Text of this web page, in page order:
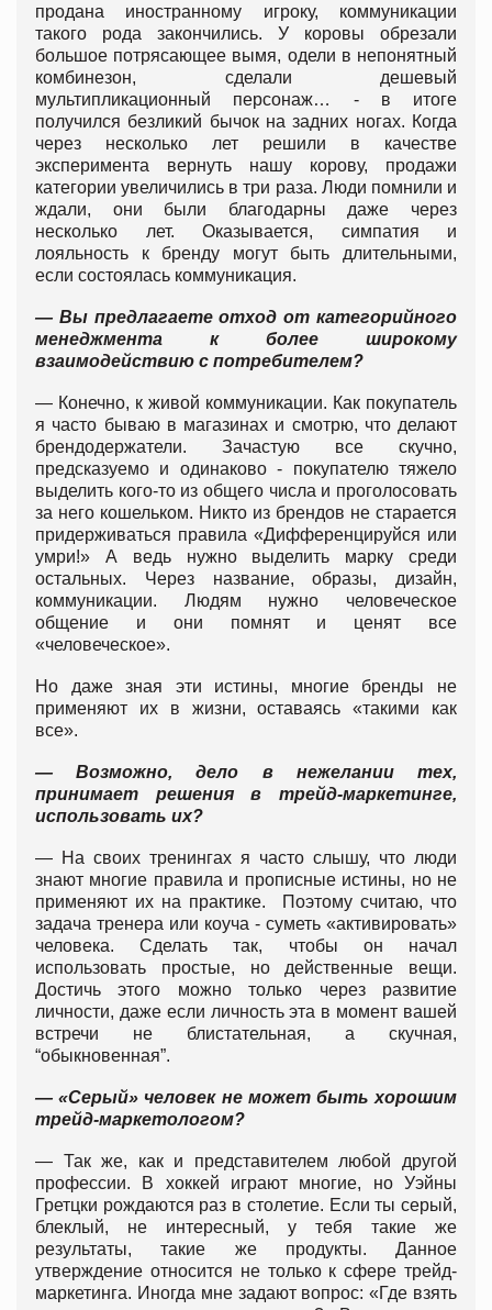
продана иностранному игроку, коммуникации
такого рода закончились. У коровы обрезали
большое потрясающее вымя, одели в непонятный
комбинезон, сделали дешевый
мультипликационный персонаж… - в итоге
получился безликий бычок на задних ногах. Когда
через несколько лет решили в качестве
эксперимента вернуть нашу корову, продажи
категории увеличились в три раза. Люди помнили и
ждали, они были благодарны даже через
несколько лет. Оказывается, симпатия и
лояльность к бренду могут быть длительными,
если состоялась коммуникация.
— Вы предлагаете отход от категорийного
менеджмента к более широкому
взаимодействию с потребителем?
— Конечно, к живой коммуникации. Как покупатель
я часто бываю в магазинах и смотрю, что делают
брендодержатели. Зачастую все скучно,
предсказуемо и одинаково - покупателю тяжело
выделить кого-то из общего числа и проголосовать
за него кошельком. Никто из брендов не старается
придерживаться правила «Дифференцируйся или
умри!» А ведь нужно выделить марку среди
остальных. Через название, образы, дизайн,
коммуникации. Людям нужно человеческое
общение и они помнят и ценят все
«человеческое».
Но даже зная эти истины, многие бренды не
применяют их в жизни, оставаясь «такими как
все».
— Возможно, дело в нежелании тех,
принимает решения в трейд-маркетинге,
использовать их?
— На своих тренингах я часто слышу, что люди
знают многие правила и прописные истины, но не
применяют их на практике. Поэтому считаю, что
задача тренера или коуча - суметь «активировать»
человека. Сделать так, чтобы он начал
использовать простые, но действенные вещи.
Достичь этого можно только через развитие
личности, даже если личность эта в момент вашей
встречи не блистательная, а скучная,
“обыкновенная”.
— «Серый» человек не может быть хорошим
трейд-маркетологом?
— Так же, как и представителем любой другой
профессии. В хоккей играют многие, но Уэйны
Гретцки рождаются раз в столетие. Если ты серый,
блеклый, не интересный, у тебя такие же
результаты, такие же продукты. Данное
утверждение относится не только к сфере трейд-
маркетинга. Иногда мне задают вопрос: «Где взять